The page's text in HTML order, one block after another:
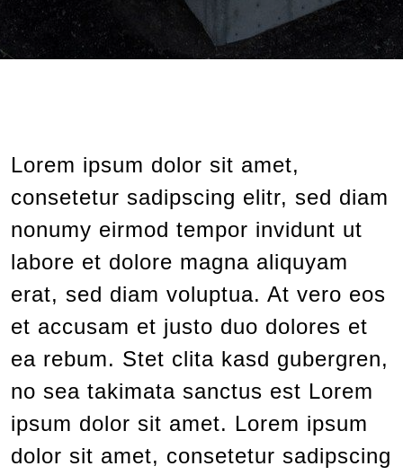
Lorem ipsum dolor sit amet,
consetetur sadipscing elitr, sed diam
nonumy eirmod tempor invidunt ut
labore et dolore magna aliquyam
erat, sed diam voluptua. At vero eos
et accusam et justo duo dolores et
ea rebum. Stet clita kasd gubergren,
no sea takimata sanctus est Lorem
ipsum dolor sit amet. Lorem ipsum
dolor sit amet, consetetur sadipscing